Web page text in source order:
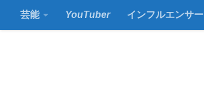
コンテンツの下
芸能 YouTuber インフルエンサー